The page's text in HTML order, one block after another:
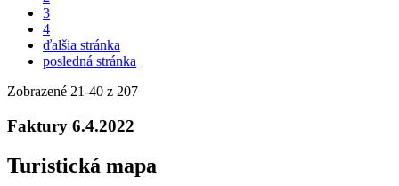
3
4
ďalšia stránka
posledná stránka
Zobrazené 21-40 z 207
Faktury 6.4.2022
Turistická mapa